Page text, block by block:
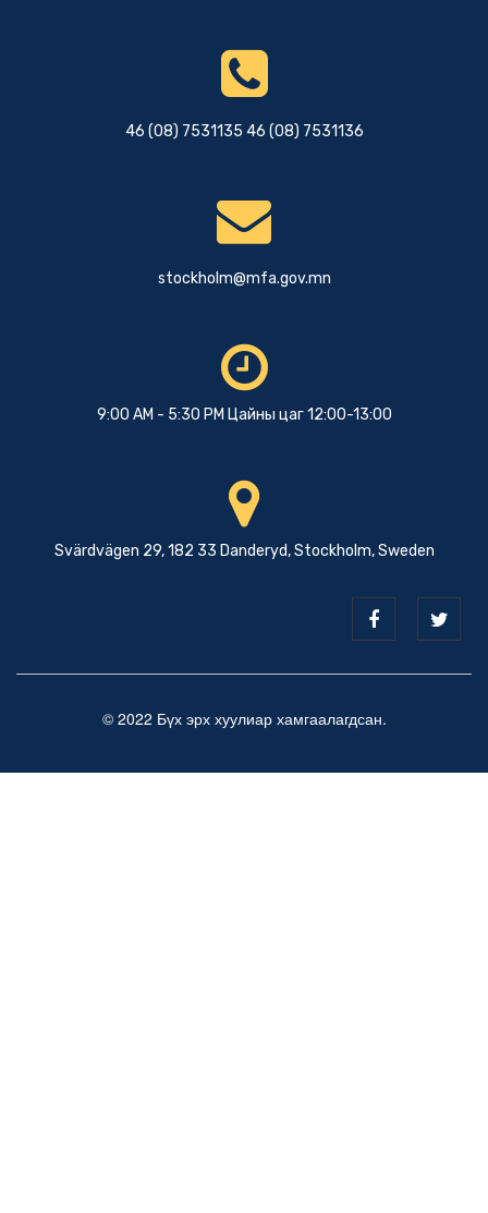
46 (08) 7531135 46 (08) 7531136
stockholm@mfa.gov.mn
9:00 AM - 5:30 PM Цайны цаг 12:00-13:00
Svärdvägen 29, 182 33 Danderyd, Stockholm, Sweden
© 2022 Бүх эрх хуулиар хамгаалагдсан.